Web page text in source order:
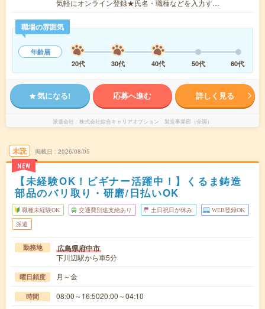
気軽にオンライン登録★氏名・職種などを入力す…
職場の雰囲気
年齢層
20代
30代 40代 50代 60代
気になる! 応募へ進む 詳しく見る
派遣会社 株式会社綜合キャリアオプション 製造事業部（全国）
未読
NEW
掲載日 2026/08/05
【未経験OK！ビギナー活躍中！】くるま鋳造
部品のバリ取り・研磨/日払いOK
職種未経験OK 交通費別途支給あり 土日祝日が休み WEB登録OK
派遣
勤務地 広島県府中市
下川辺駅から車5分
曜日頻度 月～金
時間 08:00～16:5020:00～04:10